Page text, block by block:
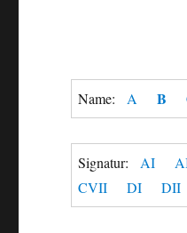
Name: A B
Signatur: AI
CVII
DI DII